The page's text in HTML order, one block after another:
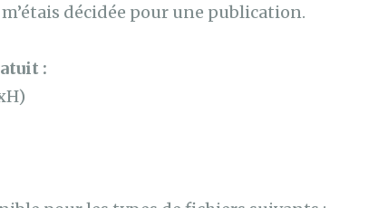
décidée pour une publication.
: